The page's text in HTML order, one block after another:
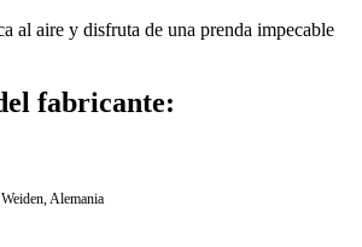
al aire y disfruta de una prenda impecable
fabricante:
Alemania